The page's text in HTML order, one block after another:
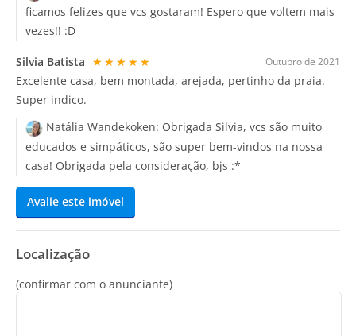
ficamos felizes que vcs gostaram! Espero que voltem mais
vezes!! :D
Outubro de 2021
Silvia Batista ★★★★★
Excelente casa, bem montada, arejada, pertinho da praia.
Super indico.
Natália Wandekoken: Obrigada Silvia, vcs são muito
educados e simpáticos, são super bem-vindos na nossa
casa! Obrigada pela consideração, bjs :*
Avalie este imóvel
Localização
(confirmar com o anunciante)